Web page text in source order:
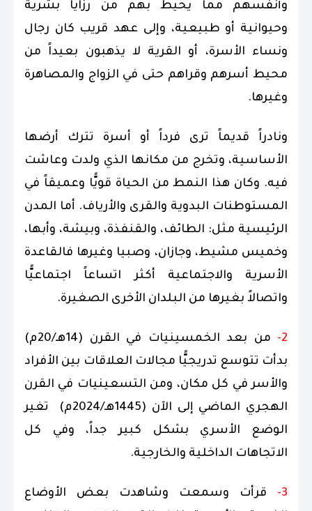
وأنفسهم مما يحيط بهم من رزايا بشرية
وحيوانية أو طبيعية، وإلى عهد قريب كان رجال
ونساء الأسرة، أو القرية لا يذهبون بعيداً من
محيط أسرهم وقراهم حتى في الزواج والمصاهرة
وغيرها.
ونادراً قديماً ترى فرداً أو أسرة تترك أرضها
الأساسية، وتخرج من مكانها الذي ولدت وعاشت
فيه. وكان هذا النمط من الحياة قويًّا وعميقاً في
المستوطنات البدوية والقرى والأرياف. أما المدن
الرئيسية مثل: الطائف، والقنفذة، وبيشة، وأبها،
وخميس مشيط، وجازان، وصبيا وغيرها فالقاعدة
الأسرية والاجتماعية أكثر اتساعاً اجتماعيًّا
واتصالاً بغيرها من البلدان الأخرى الصغيرة.
2-
من بعد الخمسينيات في القرن (14هـ/20م)
بدأت تتوسع تدريجيًّا مجالات العلاقات بين الأفراد
والأسر في كل مكان، ومن التسعينيات في القرن
الهجري الماضي إلى الآن (1445هـ/2024م) تغير
الوضع الأسري بشكل كبير جداً، وفي كل
الاتجاهات الداخلية والخارجية.
3-
قرأت وسمعت وشاهدت بعض الأوضاع